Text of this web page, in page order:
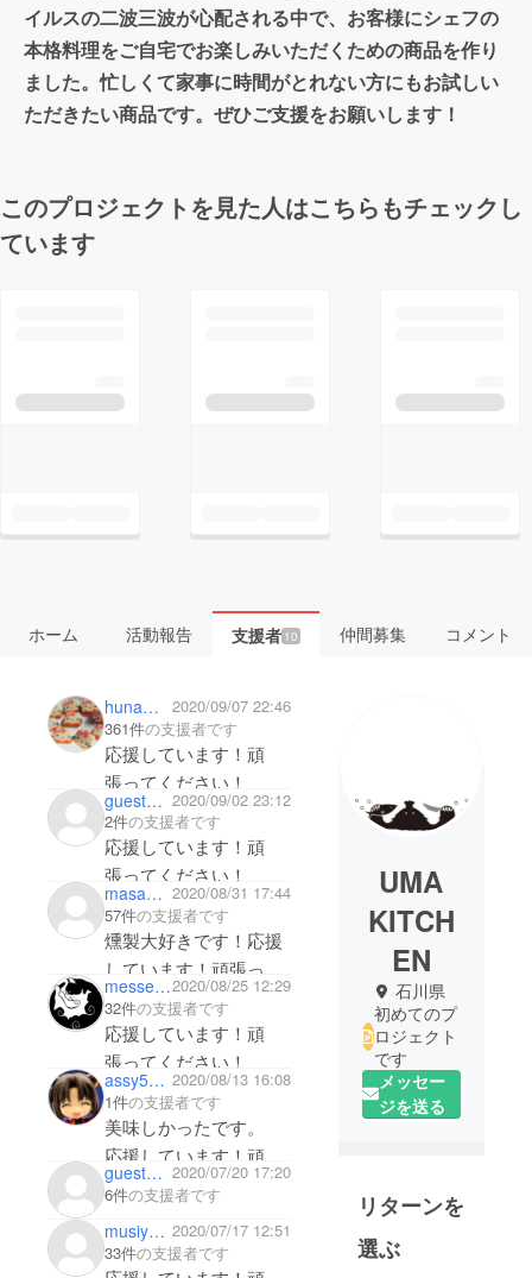
イルスの二波三波が心配される中で、お客様にシェフの
本格料理をご自宅でお楽しみいただくための商品を作り
ました。忙しくて家事に時間がとれない方にもお試しい
ただきたい商品です。ぜひご支援をお願いします！
このプロジェクトを見た人はこちらもチェックし
ています
ホーム 活動報告 支援者 10 仲間募集 コメント
hunamon
2020/09/07 22:46
361件の支援者です
応援しています！頑
張ってください！
guest4a2e235eb514 2020/09/02 23:12
2件の支援者です
応援しています！頑
張ってください！
masa704 2020/08/31 17:44
57件の支援者です
燻製大好きです！応援
しています！頑張って
ください！
messengerU2020/08/25 12:29
32件の支援者です
応援しています！頑
張ってください！
assy5123 2020/08/13 16:08
1件の支援者です
美味しかったです。
応援しています！頑
張ってください！
guest7b8f5a484894 2020/07/20 17:20
6件の支援者です
musiya648 2020/07/17 12:51
33件の支援者です
UMA
KITCH
EN
石川県
初めてのプ
ロジェクト
です
メッセー
ジを送る
リターンを
選ぶ